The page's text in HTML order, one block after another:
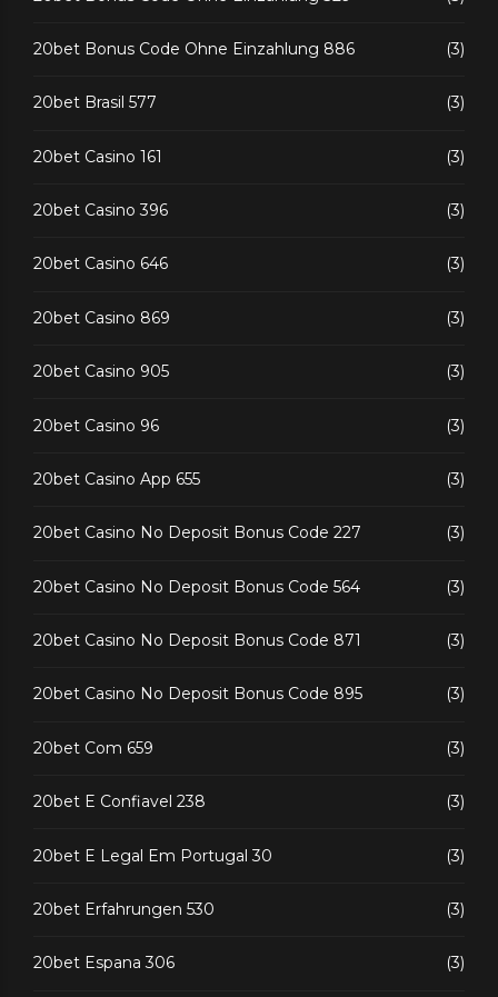
20bet Bonus Code Ohne Einzahlung 886 (3)
20bet Brasil 577 (3)
20bet Casino 161 (3)
20bet Casino 396 (3)
20bet Casino 646 (3)
20bet Casino 869 (3)
20bet Casino 905 (3)
20bet Casino 96 (3)
20bet Casino App 655 (3)
20bet Casino No Deposit Bonus Code 227 (3)
20bet Casino No Deposit Bonus Code 564 (3)
20bet Casino No Deposit Bonus Code 871 (3)
20bet Casino No Deposit Bonus Code 895 (3)
20bet Com 659 (3)
20bet E Confiavel 238 (3)
20bet E Legal Em Portugal 30 (3)
20bet Erfahrungen 530 (3)
20bet Espana 306 (3)